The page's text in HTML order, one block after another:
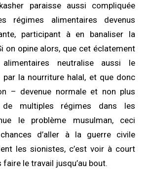
paraisse aussi compliquée
régimes alimentaires devenus
participant à en banaliser la
on opine alors, que cet éclatement
neutralise aussi le
par la nourriture halal, et que donc
– devenue normale et non plus
multiples régimes dans les
le problème musulman, ceci
d’aller à la guerre civile
les sionistes, c’est voir à court
le travail jusqu’au bout.